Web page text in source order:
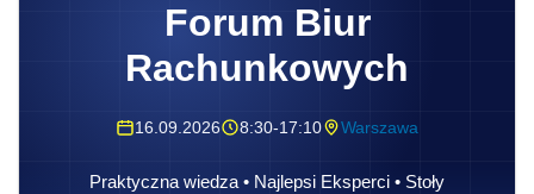
Forum Biur
Rachunkowych
16.09.2026 8:30-17:10 Warszawa
Praktyczna wiedza • Najlepsi Eksperci • Stoły